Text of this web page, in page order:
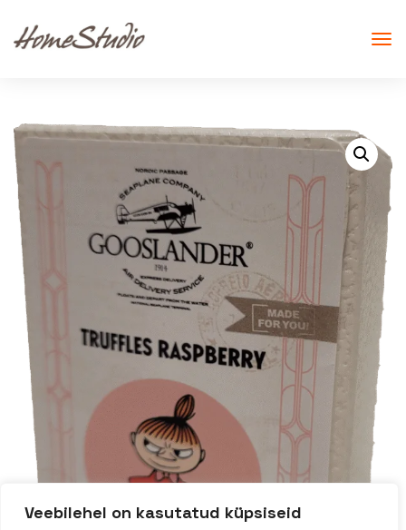
Veebilehel on kasutatud küpsiseid